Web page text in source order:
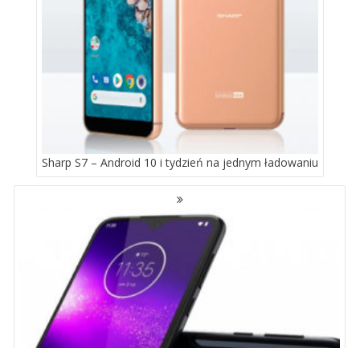
Sharp S7 – Android 10 i tydzień na jednym ładowaniu